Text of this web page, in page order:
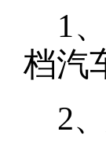
1
档汽
2